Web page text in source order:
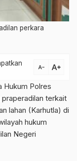
perkara
text_decrease text_increase
Hukum Polres
terkait
lahan (Karhutla) di
hukum
Negeri